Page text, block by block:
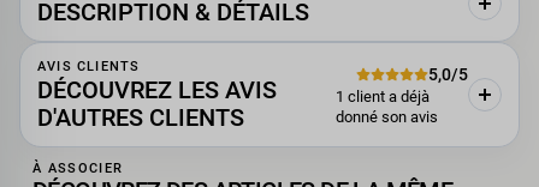
DESCRIPTION & DÉTAILS
AVIS CLIENTS
DÉCOUVREZ LES AVIS
D'AUTRES CLIENTS
5,0/5
1 client a déjà
donné son avis
À ASSOCIER